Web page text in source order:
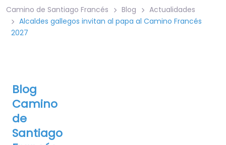
Camino de Santiago Francés Blog
Actualidades
Alcaldes gallegos invitan al papa al Camino Francés
2027
Blog
Camino
de
Santiago